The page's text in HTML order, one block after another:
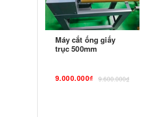
Máy cắt ống giấy
trục 500mm
9.000.000₫ 9.600.000₫